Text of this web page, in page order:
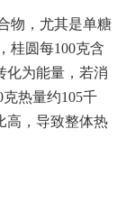
物，尤其是单糖
桂圆每100克含
化为能量，若消
热量约105千
高，导致整体热